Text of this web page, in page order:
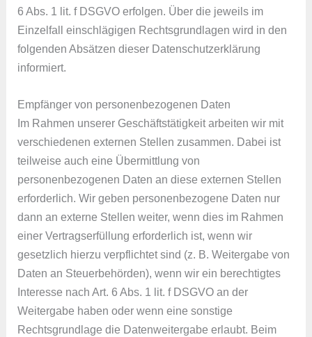
6 Abs. 1 lit. f DSGVO erfolgen. Über die jeweils im
Einzelfall einschlägigen Rechtsgrundlagen wird in den
folgenden Absätzen dieser Datenschutzerklärung
informiert.
Empfänger von personenbezogenen Daten
Im Rahmen unserer Geschäftstätigkeit arbeiten wir mit
verschiedenen externen Stellen zusammen. Dabei ist
teilweise auch eine Übermittlung von
personenbezogenen Daten an diese externen Stellen
erforderlich. Wir geben personenbezogene Daten nur
dann an externe Stellen weiter, wenn dies im Rahmen
einer Vertragserfüllung erforderlich ist, wenn wir
gesetzlich hierzu verpflichtet sind (z. B. Weitergabe von
Daten an Steuerbehörden), wenn wir ein berechtigtes
Interesse nach Art. 6 Abs. 1 lit. f DSGVO an der
Weitergabe haben oder wenn eine sonstige
Rechtsgrundlage die Datenweitergabe erlaubt. Beim